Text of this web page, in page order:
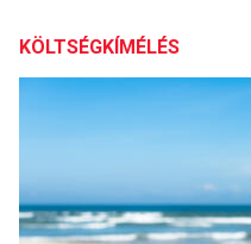
KÖLTSÉGKÍMÉLÉS